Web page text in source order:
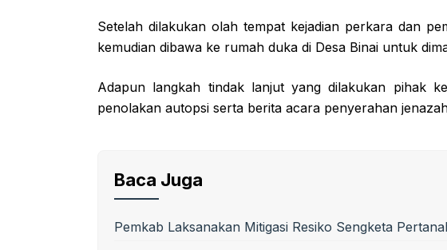
Setelah dilakukan olah tempat kejadian perkara dan
kemudian dibawa ke rumah duka di Desa Binai untuk
Adapun langkah tindak lanjut yang dilakukan pihak
penolakan autopsi serta berita acara penyerahan
Baca Juga
Pemkab Laksanakan Mitigasi Resiko Sengketa